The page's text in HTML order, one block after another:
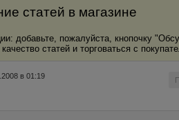
статей в магазине
добавьте, пожалуйста, кнопочку
статей и торговаться с
в 01:19